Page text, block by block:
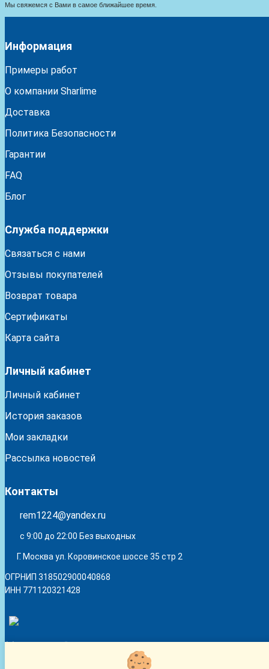
Мы свяжемся с Вами в самое ближайшее время.
Информация
Примеры работ
О компании Sharlime
Доставка
Политика Безопасности
Гарантии
FAQ
Блог
Служба поддержки
Связаться с нами
Отзывы покупателей
Возврат товара
Сертификаты
Карта сайта
Личный кабинет
Личный кабинет
История заказов
Мои закладки
Рассылка новостей
Контакты
rem1224@yandex.ru
с 9:00 до 22:00 Без выходных
Г. Москва ул. Коровинское шоссе 35 стр 2
ОГРНИП 318502900040868
ИНН 771120321428